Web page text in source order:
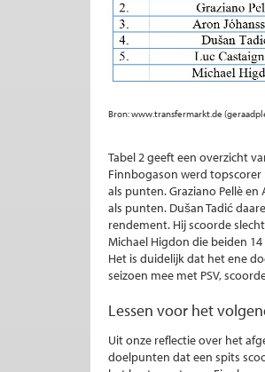
Bron: www.transfermarkt.de
Tabel 2 geeft een overzicht
Finnbogason werd
als punten. Graziano Pellè
als punten. Dušan Tadić
rendement. Hij scoorde
Michael Higdon die beiden
Het is duidelijk dat het ene
seizoen mee met PSV,
Lessen voor het
Uit onze reflectie over het
doelpunten dat een spits